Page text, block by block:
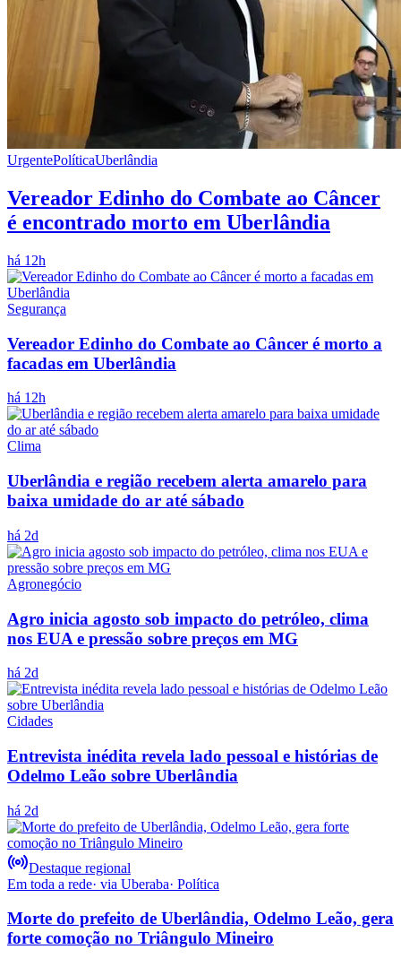
UrgentePolíticaUberlândia
Vereador Edinho do Combate ao Câncer
é encontrado morto em Uberlândia
há 12h
Segurança
Vereador Edinho do Combate ao Câncer é morto a
facadas em Uberlândia
há 12h
Clima
Uberlândia e região recebem alerta amarelo para
baixa umidade do ar até sábado
há 2d
Agronegócio
Agro inicia agosto sob impacto do petróleo, clima
nos EUA e pressão sobre preços em MG
há 2d
Cidades
Entrevista inédita revela lado pessoal e histórias de
Odelmo Leão sobre Uberlândia
há 2d
Destaque regional
Em toda a rede· via Uberaba· Política
Morte do prefeito de Uberlândia, Odelmo Leão, gera
forte comoção no Triângulo Mineiro